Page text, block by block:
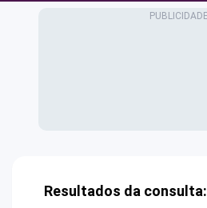
Resultados da consulta: